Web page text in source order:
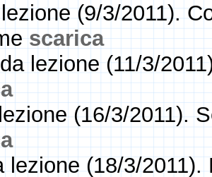
(9/3/2011).
scarica
lezione (11/3/
(16/3/2011).
lezione (18/3/